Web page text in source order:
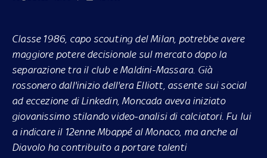
Classe 1986, capo scouting del Milan, potrebbe avere
maggiore potere decisionale sul mercato dopo la
separazione tra il club e Maldini-Massara. Già
rossonero dall'inizio dell'era Elliott, assente sui social
ad eccezione di Linkedin, Moncada aveva iniziato
giovanissimo stilando video-analisi di calciatori. Fu lui
a indicare il 12enne Mbappé al Monaco, ma anche al
Diavolo ha contribuito a portare talenti